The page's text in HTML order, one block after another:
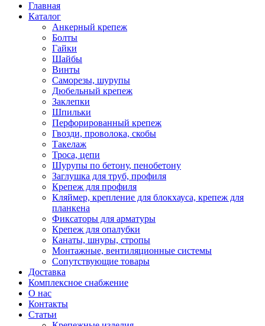
Главная
Каталог
Анкерный крепеж
Болты
Гайки
Шайбы
Винты
Саморезы, шурупы
Дюбельный крепеж
Заклепки
Шпильки
Перфорированный крепеж
Гвозди, проволока, скобы
Такелаж
Троса, цепи
Шурупы по бетону, пенобетону
Заглушка для труб, профиля
Крепеж для профиля
Кляймер, крепление для блокхауса, крепеж для
планкена
Фиксаторы для арматуры
Крепеж для опалубки
Канаты, шнуры, стропы
Монтажные, вентиляционные системы
Сопутствующие товары
Доставка
Комплексное снабжение
О нас
Контакты
Статьи